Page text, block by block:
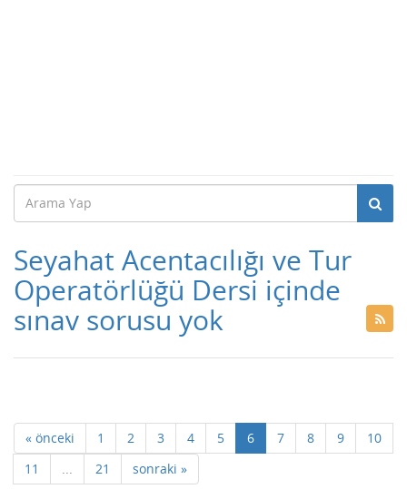
Seyahat Acentacılığı ve Tur
Operatörlüğü Dersi içinde
sınav sorusu yok
« önceki 1 2 3 4 5 6 7 8 9
10
11
... 21 sonraki »